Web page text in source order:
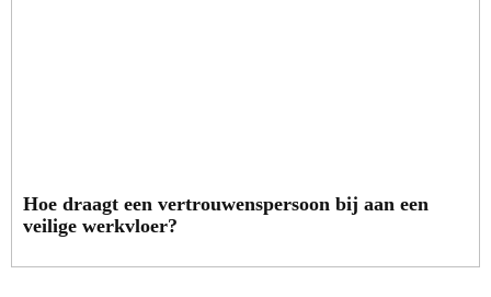
Hoe draagt een vertrouwenspersoon bij aan een
veilige werkvloer?